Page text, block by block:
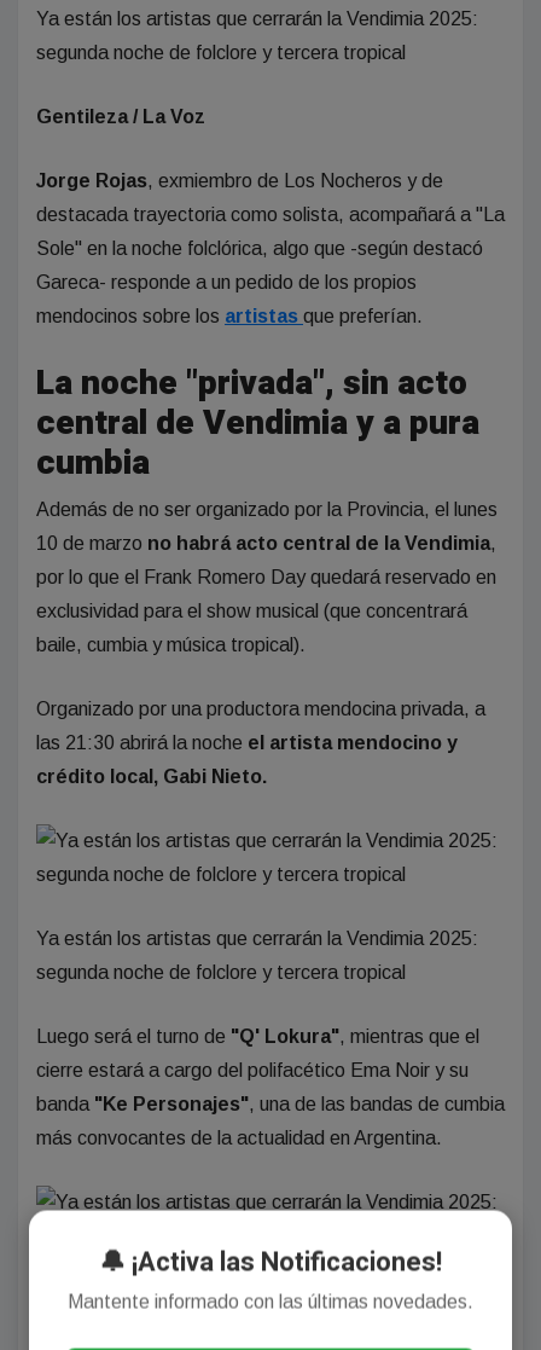
Ya están los artistas que cerrarán la Vendimia 2025:
segunda noche de folclore y tercera tropical
Gentileza / La Voz
Jorge Rojas, exmiembro de Los Nocheros y de
destacada trayectoria como solista, acompañará a "La
Sole" en la noche folclórica, algo que -según destacó
Gareca- responde a un pedido de los propios
mendocinos sobre los artistas que preferían.
La noche "privada", sin acto
central de Vendimia y a pura
cumbia
Además de no ser organizado por la Provincia, el lunes
10 de marzo no habrá acto central de la Vendimia,
por lo que el Frank Romero Day quedará reservado en
exclusividad para el show musical (que concentrará
baile, cumbia y música tropical).
Organizado por una productora mendocina privada, a
las 21:30 abrirá la noche el artista mendocino y
crédito local, Gabi Nieto.
Ya están los artistas que cerrarán la Vendimia 2025:
segunda noche de folclore y tercera tropical
Luego será el turno de "Q' Lokura", mientras que el
cierre estará a cargo del polifacético Ema Noir y su
banda "Ke Personajes", una de las bandas de cumbia
más convocantes de la actualidad en Argentina.
Ya están los artistas que cerrarán la Vendimia 2025:
🔔 ¡Activa las Notificaciones!
Mantente informado con las últimas novedades.